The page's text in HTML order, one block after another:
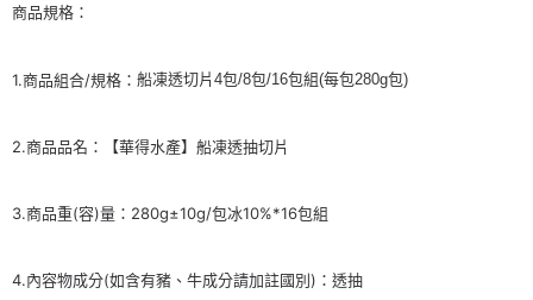
２．關於個人資料處理事宜，請瀏覽以下網址：
「AFTEE先享後付」，若未經同意申辦者引起之損失，本公司不負相關責
時審查核予不同之上限額度；若仍有額度不足之情形，本公司將視審查結果
恩沛科技股份有限公司將有權停止該用戶之使用額度並採取法律行動。
商品規格：
1.商品組合/規格： 船凍透切片4包/8包/16包組(每包280g包)
2.商品品名：【華得水產】船凍透抽切片
3.商品重(容)量：280g±10g/包冰10%*16包組
4.內容物成分(如含有豬、牛成分請加註國別)：透抽